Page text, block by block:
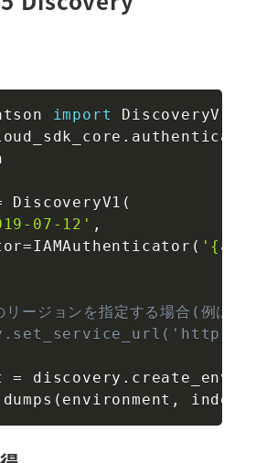
import
.
DiscoveryV1 (
07-12' ,
=IAMAuthenticator (
ージョンを指定する場合(例は東
= discovery .
dumps ( environment , indent
Copy